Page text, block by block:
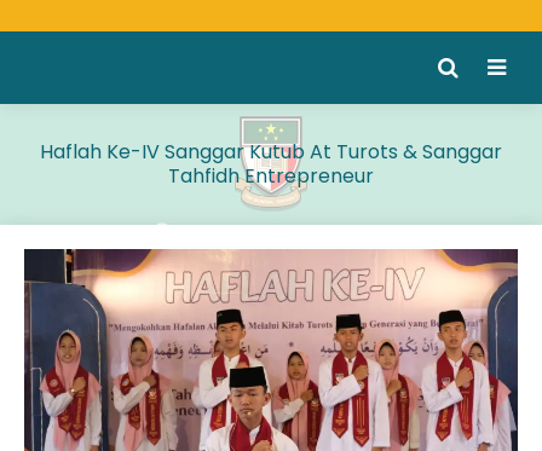
Haflah Ke-IV Sanggar Kutub At Turots & Sanggar
Tahfidh Entrepreneur